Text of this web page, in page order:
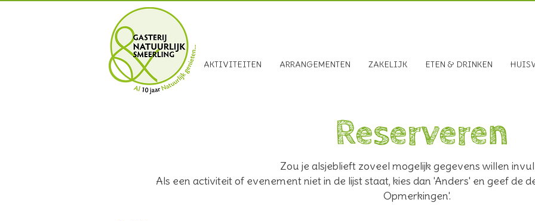
AKTIVITEITEN ARRANGEMENTEN ZAKELIJK ETEN & DRINKEN
Reserveren
Zou je alsjeblieft zoveel mogelijk gegevens willen
Als een activiteit of evenement niet in de lijst staat, kies dan 'Anders' en geef de
Opmerkingen'.